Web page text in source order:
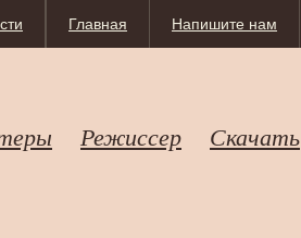
Напишите нам
Главная
Режиссер Скачать